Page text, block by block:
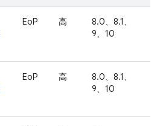
EoP 高
8.0、8.1、
9、10
EoP 高
8.0、8.1、
9、10